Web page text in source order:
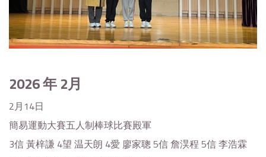
2026年 2月
2月14日
簡易運動大賽五人制棒球比賽殿軍
3信 黃梓謙 4望 温天朗 4愛 廖家聰 5信 詹淏程 5信 李浩霖